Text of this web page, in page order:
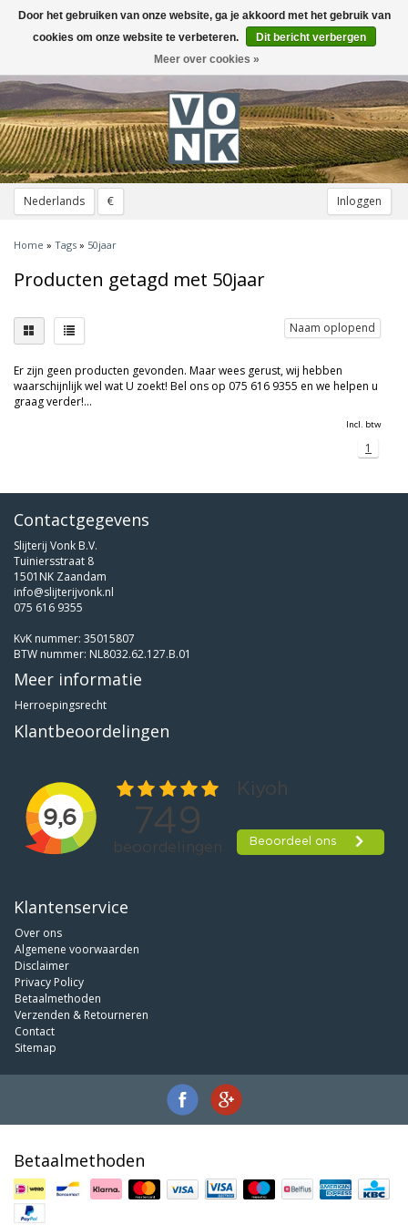
Nederlands € Inloggen
Toggle
navigation
Home » Tags » 50jaar
Producten getagd met 50jaar
Naam oplopend
Er zijn geen producten gevonden. Maar wees gerust, wij hebben
waarschijnlijk wel wat U zoekt! Bel ons op 075 616 9355 en we helpen u
graag verder!...
Incl. btw
1
Contactgegevens
Slijterij Vonk B.V.
Tuiniersstraat 8
1501NK Zaandam
info@slijterijvonk.nl
075 616 9355
KvK nummer: 35015807
BTW nummer: NL8032.62.127.B.01
Meer informatie
Herroepingsrecht
Klantbeoordelingen
Klantenservice
Over ons
Algemene voorwaarden
Disclaimer
Privacy Policy
Betaalmethoden
Verzenden & Retourneren
Contact
Sitemap
Betaalmethoden
Door het gebruiken van onze website, ga je akkoord met het gebruik van
cookies om onze website te verbeteren.
Dit bericht verbergen
Meer over cookies »